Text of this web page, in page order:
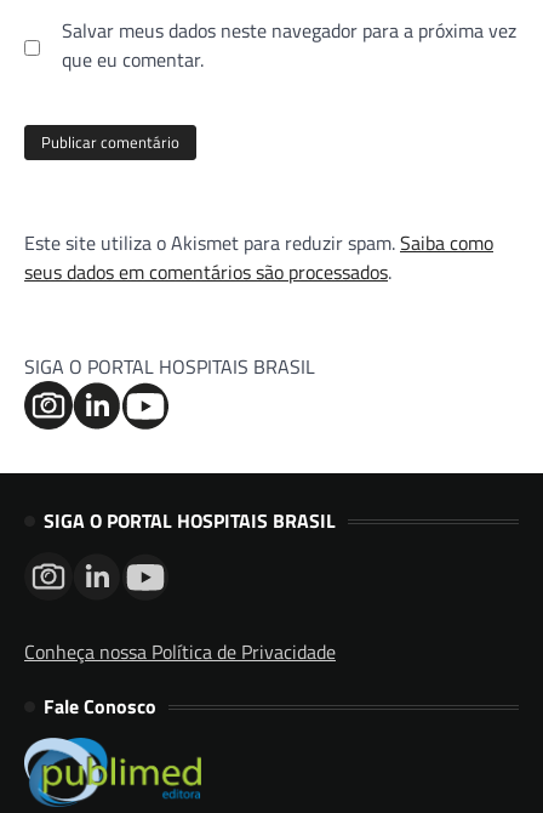
Salvar meus dados neste navegador para a próxima vez
que eu comentar.
Este site utiliza o Akismet para reduzir spam.Saiba como
seus dados em comentários são processados.
SIGA O PORTAL HOSPITAIS BRASIL
SIGA O PORTAL HOSPITAIS BRASIL
Conheça nossa Política de Privacidade
Fale Conosco